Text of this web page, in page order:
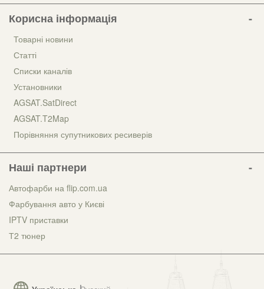
Корисна інформація
Товарні новини
Статті
Списки каналів
Установники
AGSAT.SatDirect
AGSAT.T2Map
Порівняння супутникових ресиверів
Наші партнери
Автофарби на flip.com.ua
Фарбування авто у Києві
IPTV приставки
Т2 тюнер